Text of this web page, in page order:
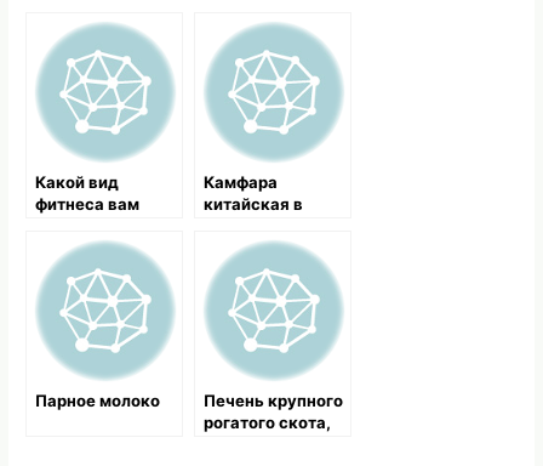
Какой вид
фитнеса вам
Камфара
китайская в
Парное молоко
Печень крупного
рогатого скота,